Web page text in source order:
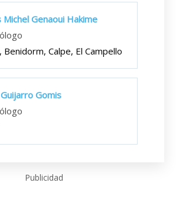
Genaoui Hakime
Benidorm, Calpe, El Campello
Gomis
Publicidad